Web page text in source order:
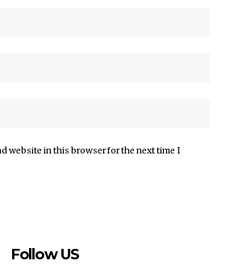
website in this browser for the next time I
Follow US